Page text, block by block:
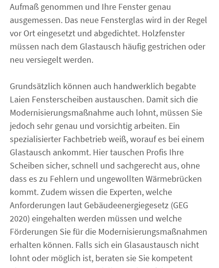
Aufmaß genommen und Ihre Fenster genau
ausgemessen. Das neue Fensterglas wird in der Regel
vor Ort eingesetzt und abgedichtet. Holzfenster
müssen nach dem Glastausch häufig gestrichen oder
neu versiegelt werden.
Grundsätzlich können auch handwerklich begabte
Laien Fensterscheiben austauschen. Damit sich die
Modernisierungsmaßnahme auch lohnt, müssen Sie
jedoch sehr genau und vorsichtig arbeiten. Ein
spezialisierter Fachbetrieb weiß, worauf es bei einem
Glastausch ankommt. Hier tauschen Profis Ihre
Scheiben sicher, schnell und sachgerecht aus, ohne
dass es zu Fehlern und ungewollten Wärmebrücken
kommt. Zudem wissen die Experten, welche
Anforderungen laut Gebäudeenergiegesetz (GEG
2020) eingehalten werden müssen und welche
Förderungen Sie für die Modernisierungsmaßnahmen
erhalten können. Falls sich ein Glasaustausch nicht
lohnt oder möglich ist, beraten sie Sie kompetent